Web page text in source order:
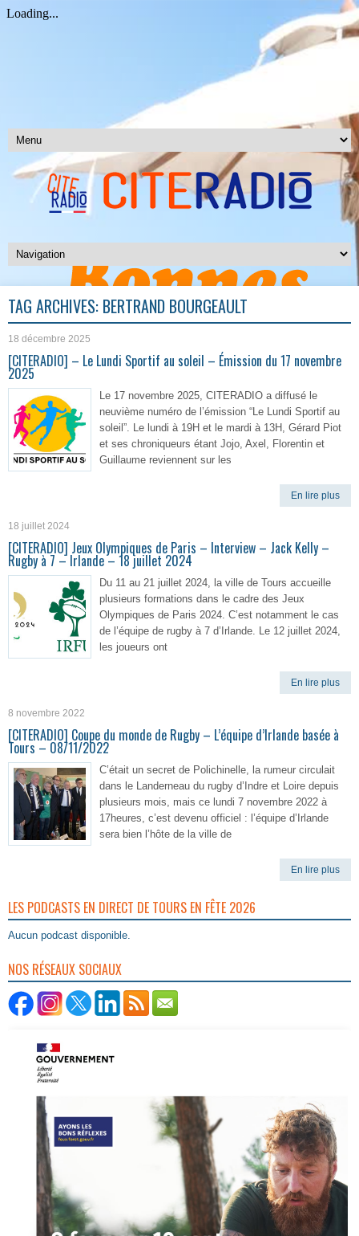
TAG ARCHIVES: BERTRAND BOURGEAULT
18 décembre 2025
[CITERADIO] – Le Lundi Sportif au soleil – Émission du 17 novembre
2025
Le 17 novembre 2025, CITERADIO a diffusé le
neuvième numéro de l’émission “Le Lundi Sportif au
soleil”. Le lundi à 19H et le mardi à 13H, Gérard Piot
et ses chroniqueurs étant Jojo, Axel, Florentin et
Guillaume reviennent sur les
En lire plus
18 juillet 2024
[CITERADIO] Jeux Olympiques de Paris – Interview – Jack Kelly –
Rugby à 7 – Irlande – 18 juillet 2024
Du 11 au 21 juillet 2024, la ville de Tours accueille
plusieurs formations dans le cadre des Jeux
Olympiques de Paris 2024. C’est notamment le cas
de l’équipe de rugby à 7 d’Irlande. Le 12 juillet 2024,
les joueurs ont
En lire plus
8 novembre 2022
[CITERADIO] Coupe du monde de Rugby – L’équipe d’Irlande basée à
Tours – 08/11/2022
C’était un secret de Polichinelle, la rumeur circulait
dans le Landerneau du rugby d’Indre et Loire depuis
plusieurs mois, mais ce lundi 7 novembre 2022 à
17heures, c’est devenu officiel : l’équipe d’Irlande
sera bien l’hôte de la ville de
En lire plus
LES PODCASTS EN DIRECT DE TOURS EN FÊTE 2026
Aucun podcast disponible.
NOS RÉSEAUX SOCIAUX